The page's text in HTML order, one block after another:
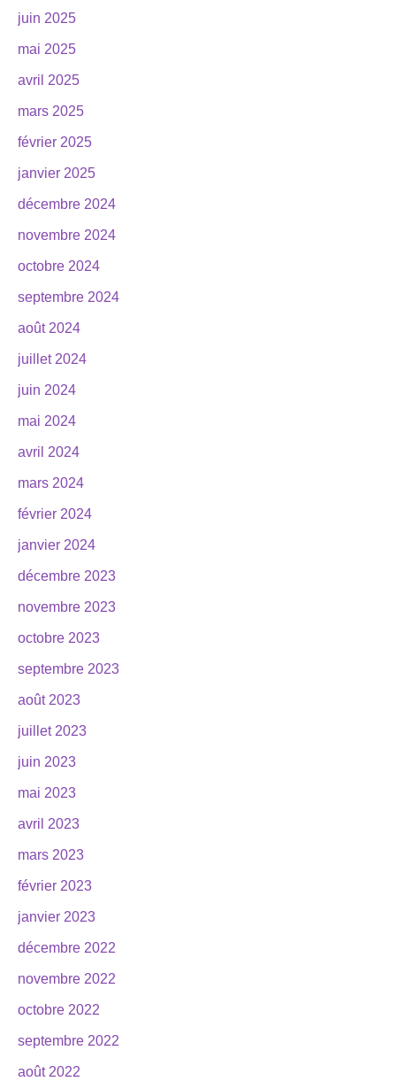
juin 2025
mai 2025
avril 2025
mars 2025
février 2025
janvier 2025
décembre 2024
novembre 2024
octobre 2024
septembre 2024
août 2024
juillet 2024
juin 2024
mai 2024
avril 2024
mars 2024
février 2024
janvier 2024
décembre 2023
novembre 2023
octobre 2023
septembre 2023
août 2023
juillet 2023
juin 2023
mai 2023
avril 2023
mars 2023
février 2023
janvier 2023
décembre 2022
novembre 2022
octobre 2022
septembre 2022
août 2022